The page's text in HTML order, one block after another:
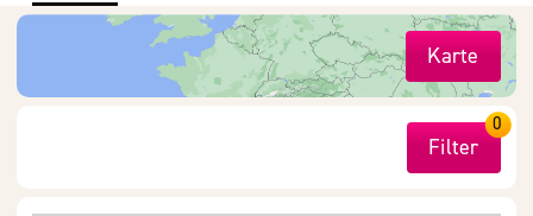
Karte
Filter
0